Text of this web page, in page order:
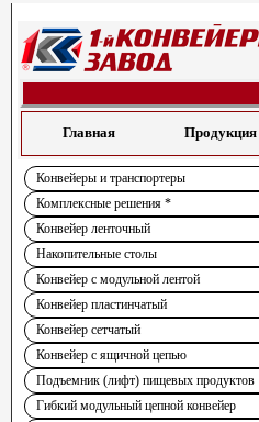
Главная Продукция
Конвейеры и транспортеры
Комплексные решения *
Конвейер ленточный
Накопительные столы
Конвейер с модульной лентой
Конвейер пластинчатый
Конвейер сетчатый
Конвейер с ящичной цепью
Подъемник (лифт) пищевых продуктов
Гибкий модульный цепной конвейер